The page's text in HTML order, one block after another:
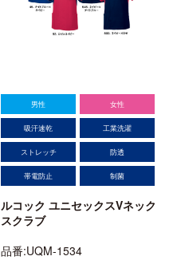
男性 女性
吸汗速乾 工業洗濯
ストレッチ 防透
帯電防止 制菌
ルコック ユニセックスVネック
スクラブ
品番:UQM-1534